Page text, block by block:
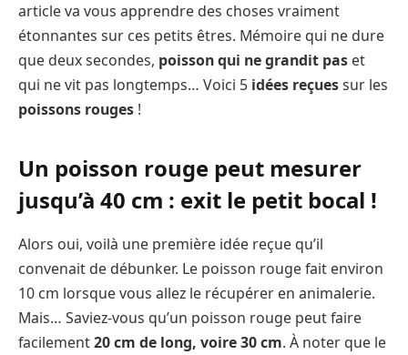
article va vous apprendre des choses vraiment
étonnantes sur ces petits êtres. Mémoire qui ne dure
que deux secondes, poisson qui ne grandit pas et
qui ne vit pas longtemps… Voici 5 idées reçuessur les
poissons rouges !
Un poisson rouge peut mesurer
jusqu’à 40 cm : exit le petit bocal !
Alors oui, voilà une première idée reçue qu’il
convenait de débunker. Le poisson rouge fait environ
10 cm lorsque vous allez le récupérer en animalerie.
Mais… Saviez-vous qu’un poisson rouge peut faire
facilement20 cm de long, voire 30 cm. À noter que le